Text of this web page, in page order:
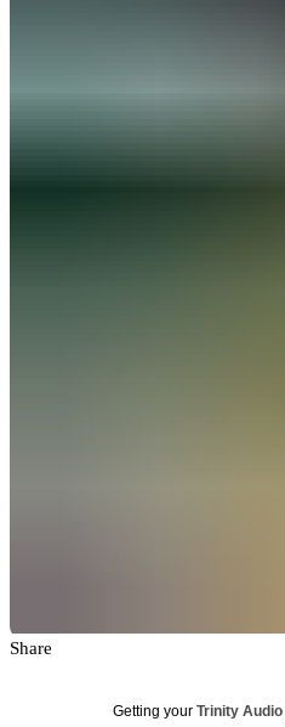
Share
Getting your Trinity Audio